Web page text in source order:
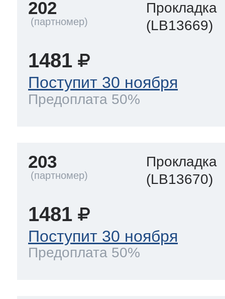
202
Прокладка
(LB13669)
1481
Поступит 30 ноября
Предоплата 50%
203
Прокладка
(LB13670)
1481
Поступит 30 ноября
Предоплата 50%